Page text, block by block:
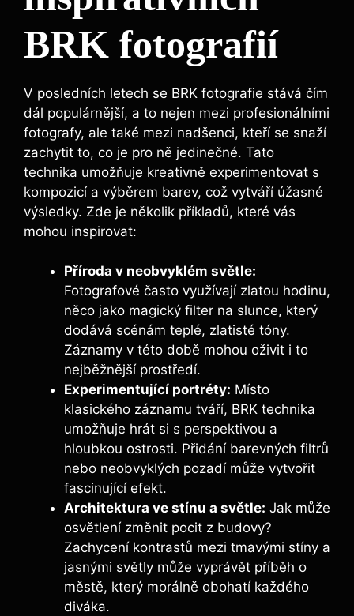
BRK fotografií
V posledních letech se BRK fotografie stává ⁢čím⁣
dál populárnější, ⁢a to ‍nejen ‍mezi profesionálními⁢
fotografy, ⁣ale také mezi​ nadšenci, kteří ⁢se snaží
zachytit to, ⁢co ⁢je pro ‍ně jedinečné.‌ Tato
technika ‌umožňuje kreativně experimentovat s
kompozicí a výběrem barev, což vytváří úžasné
výsledky. Zde je několik příkladů, ⁣které vás
mohou inspirovat:
Příroda v neobvyklém ‍světle:
Fotografové často využívají zlatou ‌hodinu,
‌něco jako magický ⁢filter na ‍slunce, který
dodává ⁤scénám teplé, zlatisté tóny.
Záznamy v této době mohou oživit i to
nejběžnější ​prostředí.
Experimentující portréty: Místo‌
klasického záznamu tváří, BRK technika
umožňuje hrát​ si s‌ perspektivou a⁤
hloubkou ostrosti. Přidání barevných filtrů
nebo neobvyklých pozadí může vytvořit
fascinující efekt.
Architektura⁤ ve stínu ‍a světle: Jak může
osvětlení změnit pocit z​ budovy? ​
Zachycení kontrastů ⁢mezi tmavými stíny a
jasnými světly ‌může vyprávět příběh ‍o
městě, který ​morálně obohatí každého
diváka.